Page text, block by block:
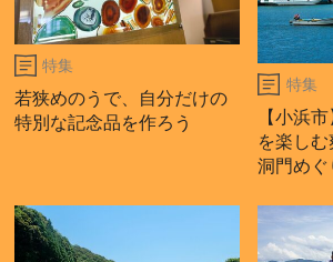
特集
若狭めのうで、自分だけの
特別な記念品を作ろう
特集
【小浜
を楽し
洞門めぐ